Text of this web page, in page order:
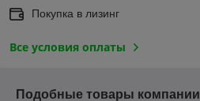
Покупка в лизинг
Все условия оплаты
Подобные товары компании